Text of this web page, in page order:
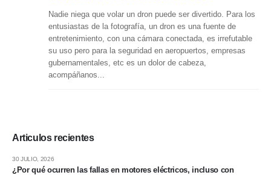
Nadie niega que volar un dron puede ser divertido. Para los
entusiastas de la fotografía, un dron es una fuente de
entretenimiento, con una cámara conectada, es irrefutable
su uso pero para la seguridad en aeropuertos, empresas
gubernamentales, etc es un dolor de cabeza,
acompáñanos...
Articulos recientes
¿Por qué ocurren las fallas en motores eléctricos, incluso con
30 JULIO, 2026